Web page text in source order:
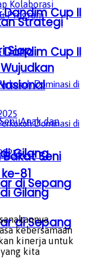
Dandim Cup II
Gilang
di Sepang
Strategi
Dandim Cup II
Gilang
di Sepang
Siap
Bakat Seni
81
kebersamaan
kinerja untuk
kita